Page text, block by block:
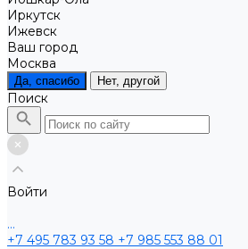
Иркутск
Ижевск
Ваш город
Москва
Да, спасибо Нет, другой
Поиск
Войти
...
+7 495 783 93 58 +7 985 553 88 01